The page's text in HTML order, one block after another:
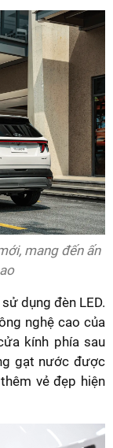
mang đến ấn
dụng đèn LED.
nghệ cao của
kính phía sau
gạt nước được
vẻ đẹp hiện